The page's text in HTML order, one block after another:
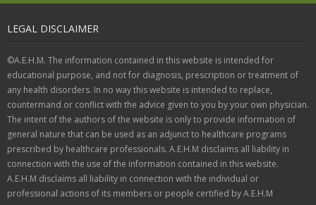
LEGAL DISCLAIMER
©A.E.H.M. The information contained in this website is intended for
educational purpose, and not for diagnosis, prescription or treatment of
any health disorders. In no way this website is intended to replace,
countermand or conflict with the advice given to you by your own physician.
The intent of the authors of the website is only to provide information of
general nature that can be used as an adjunct to healthcare programs
prescribed by healthcare professionals. A.E.H.M disclaims all liability in
connection with the use of the information contained in this website.
A.E.H.M disclaims all liability in connection with the individual or
professional actions of its members or people certified by A.E.H.M